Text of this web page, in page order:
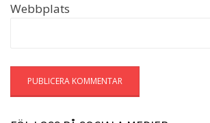
Webbplats